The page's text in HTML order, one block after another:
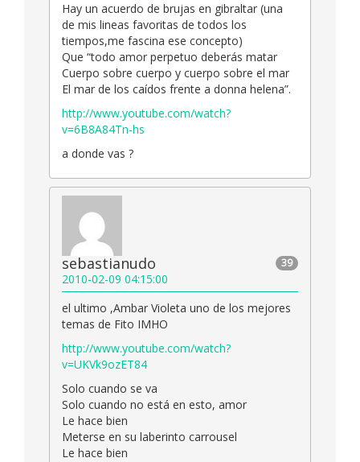
Hay un acuerdo de brujas en gibraltar (una
de mis lineas favoritas de todos los
tiempos,me fascina ese concepto)
Que “todo amor perpetuo deberás matar
Cuerpo sobre cuerpo y cuerpo sobre el mar
El mar de los caídos frente a donna helena”.
http://www.youtube.com/watch?
v=6B8A84Tn-hs
a donde vas ?
39
sebastianudo
2010-02-09 04:15:00
el ultimo ,Ambar Violeta uno de los mejores
temas de Fito IMHO
http://www.youtube.com/watch?
v=UKVk9ozET84
Solo cuando se va
Solo cuando no está en esto, amor
Le hace bien
Meterse en su laberinto carrousel
Le hace bien